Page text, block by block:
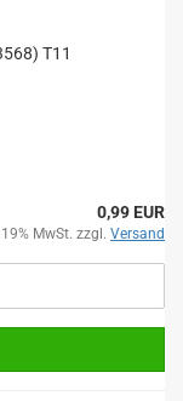
T11
0,99 EUR
MwSt. zzgl. Versand